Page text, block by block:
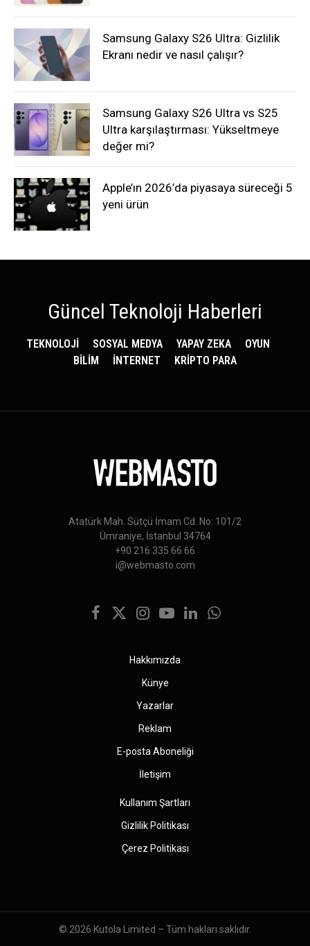
Samsung Galaxy S26 Ultra: Gizlilik
Ekranı nedir ve nasıl çalışır?
Samsung Galaxy S26 Ultra vs S25
Ultra karşılaştırması: Yükseltmeye
değer mi?
Apple’ın 2026’da piyasaya süreceği 5
yeni ürün
Güncel Teknoloji Haberleri
TEKNOLOJİ SOSYAL MEDYA YAPAY ZEKA
OYUN
BİLİM
İNTERNET KRİPTO PARA
Atatürk Mah. Sütçü İmam Cd. No: 101/2
Ümraniye, İstanbul 34764
+90 216 335 66 66
i@webmasto.com
Facebook
X
Instagram
YouTubeLinkedInWhatsApp
Hakkımızda
Künye
Yazarlar
Reklam
E-posta Aboneliği
İletişim
Kullanım Şartları
Gizlilik Politikası
Çerez Politikası
© 2026 Kutola Limited – Tüm hakları saklıdır.